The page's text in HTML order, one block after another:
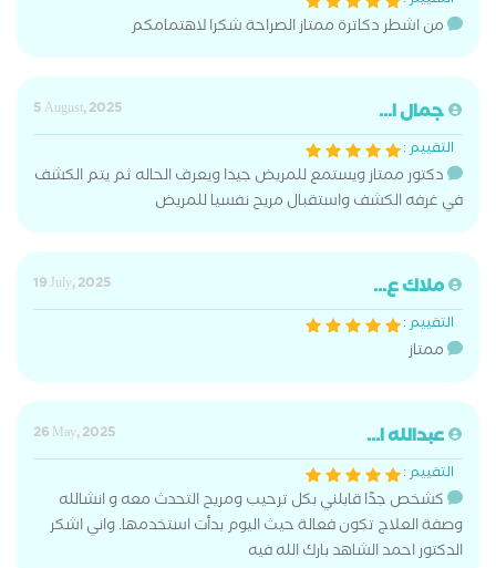
من اشطر دكاترة ممتاز الصراحة شكرا لاهتمامكم
جمال ا...
5 August, 2025
التقييم :
دكتور ممتاز ويستمع للمريض جيدا ويعرف الحاله ثم يتم الكشف
في غرفه الكشف واستقبال مريح نفسيا للمريض
ملاك ع...
19 July, 2025
التقييم :
ممتاز
عبدالله ا...
26 May, 2025
التقييم :
كشخص جدًا قابلني بكل ترحيب ومريح التحدث معه و انشالله
وصفة العلاج تكون فعالة حيث اليوم بدأت استخدمها. واني اشكر
الدكتور احمد الشاهد بارك الله فيه